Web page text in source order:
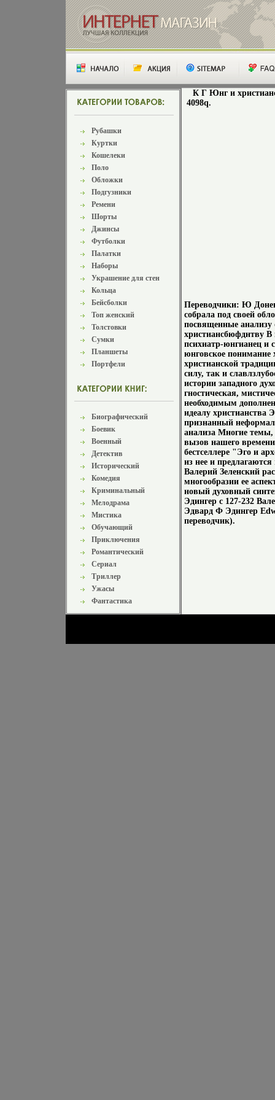
Рубашки
Куртки
Кошелеки
Поло
Обложки
Подгузники
Ремени
Шорты
Джинсы
Футболки
Палатки
Наборы
Украшение для стен
Кольца
Бейсболки
Топ женский
Толстовки
Сумки
Планшеты
Портфели
Биографический
Боевик
Военный
Детектив
Исторический
Комедия
Криминальный
Мелодрама
Мистика
Обучающий
Приключения
Романтический
Сериал
Триллер
Ужасы
Фантастика
К Г Юнг и
4098q.
Переводчики: Ю
собрала под своей
посвященные
христиансбюфднтву
психиатр-юнгианец и
юнговское понимание
христианской
силу, так и
истории западного
гностическая,
необходимым
идеалу христианства
признанный
анализа Многие темы,
вызов нашего
бестселлере "Эго и
из нее и
Валерий Зеленский
многообразии ее
новый духовный
Эдингер c 127-232
Эдвард Ф Эдингер
переводчик).